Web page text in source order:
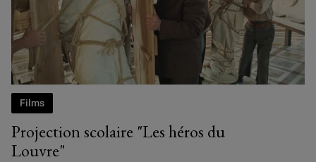
Photogramme du film Les Héros du Louvre, d'Elie Chouraqui
Projection scolaire "Les héros du
Louvre"
Films